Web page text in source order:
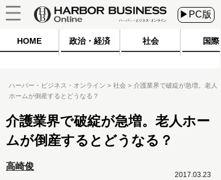
▶PC版
HOME 政治・経済 社会 国際
ハーバー・ビジネス・オンライン 社会
介護業界で破綻が急増。老人
ホームが倒産するとどうなる？
介護業界で破綻が急増。老人ホー
ムが倒産するとどうなる？
高崎俊
2017.03.23